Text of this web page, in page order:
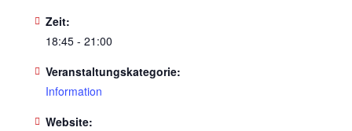
Zeit:
18:45 - 21:00
Veranstaltungskategorie:
Information
Website: